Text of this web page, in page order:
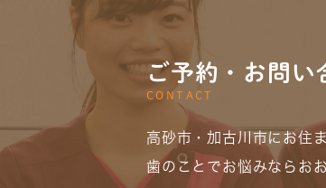
ご予約・お問い
CONTACT
高砂市・加古川市にお住
歯のことでお悩みならお